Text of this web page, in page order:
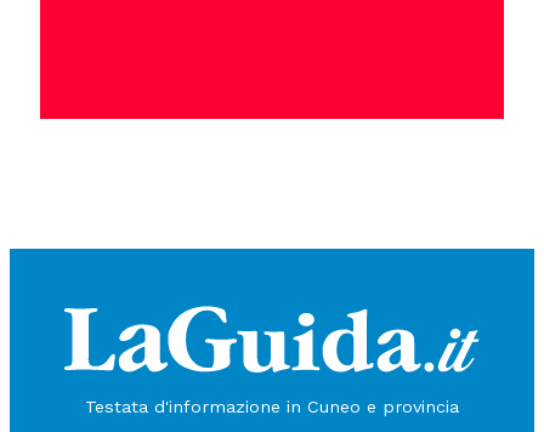
Testata d'informazione in Cuneo e provincia